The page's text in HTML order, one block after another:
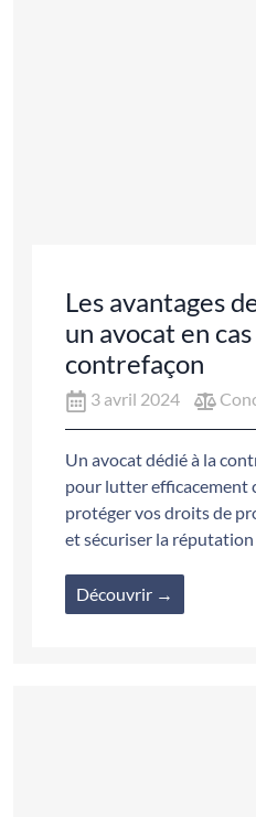
Les avantages
un avocat en
contrefaçon
3 avril 2024
Un avocat dédié à la
pour lutter efficacement
protéger vos droits de
et sécuriser la réputation
Découvrir →